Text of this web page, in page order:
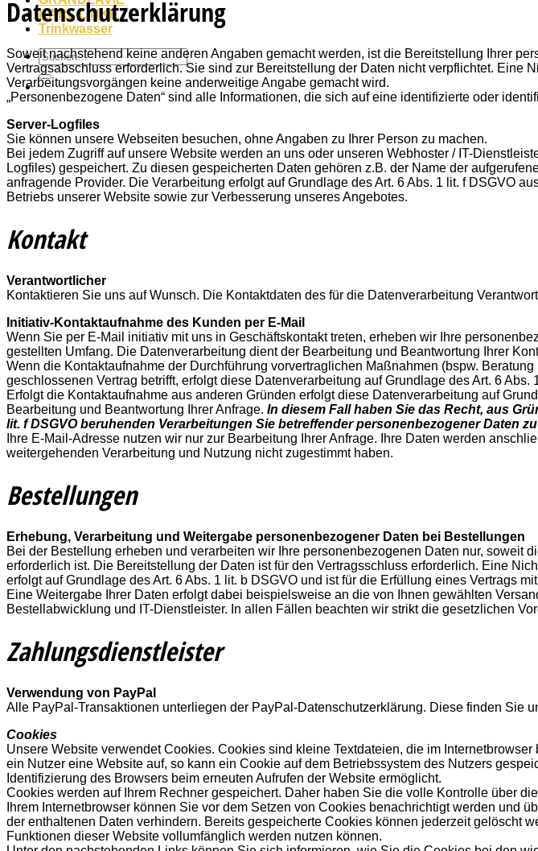
KARL LINKE
Trinkwasser
Suche
nach:
Datenschutzerklärung
Soweit nachstehend keine anderen Angaben gemacht werden, ist die Bereitstellung Ihrer
Vertragsabschluss erforderlich. Sie sind zur Bereitstellung der Daten nicht verpflichtet.
Verarbeitungsvorgängen keine anderweitige Angabe gemacht wird.
„Personenbezogene Daten“ sind alle Informationen, die sich auf eine identifizierte oder
Server-Logfiles
Sie können unsere Webseiten besuchen, ohne Angaben zu Ihrer Person zu machen.
Bei jedem Zugriff auf unsere Website werden an uns oder unseren Webhoster / IT-
Logfiles) gespeichert. Zu diesen gespeicherten Daten gehören z.B. der Name der
anfragende Provider. Die Verarbeitung erfolgt auf Grundlage des Art. 6 Abs. 1 lit. f DSGVO
Betriebs unserer Website sowie zur Verbesserung unseres Angebotes.
Kontakt
Verantwortlicher
Kontaktieren Sie uns auf Wunsch. Die Kontaktdaten des für die Datenverarbeitung
Initiativ-Kontaktaufnahme des Kunden per E-Mail
Wenn Sie per E-Mail initiativ mit uns in Geschäftskontakt treten, erheben wir Ihre
gestellten Umfang. Die Datenverarbeitung dient der Bearbeitung und Beantwortung Ihrer
Wenn die Kontaktaufnahme der Durchführung vorvertraglichen Maßnahmen (bspw.
geschlossenen Vertrag betrifft, erfolgt diese Datenverarbeitung auf Grundlage des Art. 6 Abs.
Erfolgt die Kontaktaufnahme aus anderen Gründen erfolgt diese Datenverarbeitung auf
Bearbeitung und Beantwortung Ihrer Anfrage. In diesem Fall haben Sie das Recht, aus
lit. f DSGVO beruhenden Verarbeitungen Sie betreffender personenbezogener Daten
Ihre E-Mail-Adresse nutzen wir nur zur Bearbeitung Ihrer Anfrage. Ihre Daten werden
weitergehenden Verarbeitung und Nutzung nicht zugestimmt haben.
Bestellungen
Erhebung, Verarbeitung und Weitergabe personenbezogener Daten bei Bestellungen
Bei der Bestellung erheben und verarbeiten wir Ihre personenbezogenen Daten nur,
erforderlich ist. Die Bereitstellung der Daten ist für den Vertragsschluss erforderlich. Eine
erfolgt auf Grundlage des Art. 6 Abs. 1 lit. b DSGVO und ist für die Erfüllung eines Vertrags
Eine Weitergabe Ihrer Daten erfolgt dabei beispielsweise an die von Ihnen gewählten
Bestellabwicklung und IT-Dienstleister. In allen Fällen beachten wir strikt die gesetzlichen
Zahlungsdienstleister
Verwendung von PayPal
Alle PayPal-Transaktionen unterliegen der PayPal-Datenschutzerklärung. Diese finden Sie
Cookies
Unsere Website verwendet Cookies. Cookies sind kleine Textdateien, die im
ein Nutzer eine Website auf, so kann ein Cookie auf dem Betriebssystem des Nutzers
Identifizierung des Browsers beim erneuten Aufrufen der Website ermöglicht.
Cookies werden auf Ihrem Rechner gespeichert. Daher haben Sie die volle Kontrolle über
Ihrem Internetbrowser können Sie vor dem Setzen von Cookies benachrichtigt werden
der enthaltenen Daten verhindern. Bereits gespeicherte Cookies können jederzeit gelöscht
Funktionen dieser Website vollumfänglich werden nutzen können.